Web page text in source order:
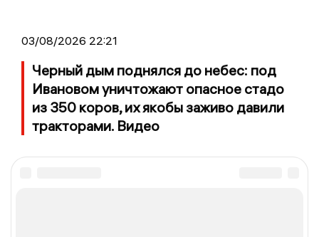
03/08/2026 22:21
Черный дым поднялся до небес: под
Ивановом уничтожают опасное стадо
из 350 коров, их якобы заживо давили
тракторами. Видео